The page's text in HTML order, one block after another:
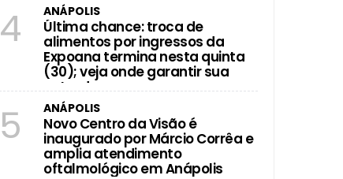
4 ANÁPOLIS
Última chance: troca de
alimentos por ingressos da
Expoana termina nesta quinta
(30); veja onde garantir sua
entrada
5 ANÁPOLIS
Novo Centro da Visão é
inaugurado por Márcio Corrêa e
amplia atendimento
oftalmológico em Anápolis